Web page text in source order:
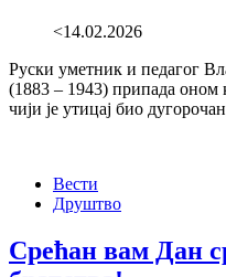
<14.02.2026
Руски уметник и педагог
(1883 – 1943) припада оном
чији је утицај био
Вести
Друштво
Срећан вам Дан